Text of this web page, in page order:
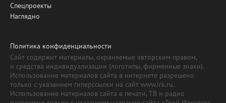
Спецпроекты
Наглядно
Политика конфиденциальности
Сайт содержит материалы, охраняемые авторским правом,
и средства индивидуализации (логотипы, фирменные знаки).
Использование материалов сайта в интернете разрешено
только с указанием гиперссылки на сайт www.irk.ru.
Использование материалов сайта в печати, ТВ и радио